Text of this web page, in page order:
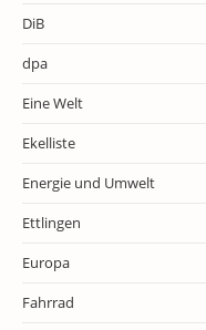
DiB
dpa
Eine Welt
Ekelliste
Energie und Umwelt
Ettlingen
Europa
Fahrrad